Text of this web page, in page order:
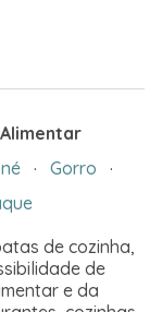
· Gorro
·
de cozinha,
de
e da